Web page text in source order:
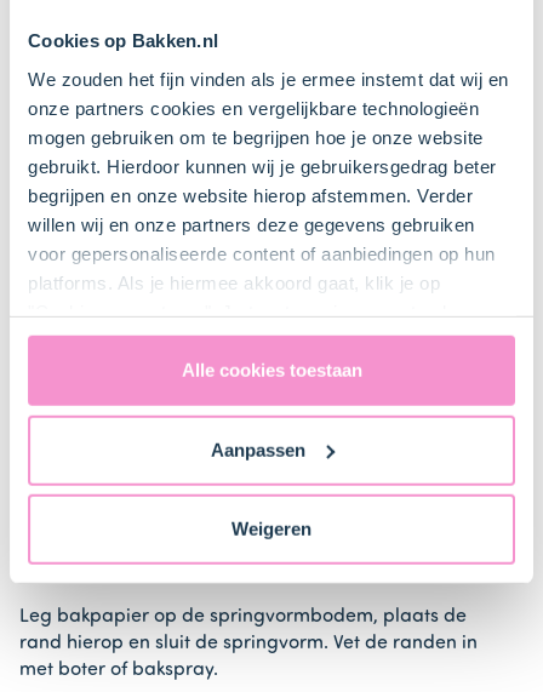
Cookies op Bakken.nl
We zouden het fijn vinden als je ermee instemt dat wij en
onze partners cookies en vergelijkbare technologieën
mogen gebruiken om te begrijpen hoe je onze website
gebruikt. Hierdoor kunnen wij je gebruikersgedrag beter
begrijpen en onze website hierop afstemmen. Verder
willen wij en onze partners deze gegevens gebruiken
voor gepersonaliseerde content of aanbiedingen op hun
platforms. Als je hiermee akkoord gaat, klik je op
uitdrukkelijk een eventuele gegevensoverdracht naar de
Verenigde Staten in de zin van artikel 49 AVG. Raadpleeg
ons
naar technology providers en partners in de Verenigde
Staten. Je kunt op elk moment van gedachten
Alle cookies toestaan
Aanpassen
Weigeren
Bestel gemakkelijk en snel je bakproducten
bij ons zusjeDeLeuksteTaartenshop.
Stappen
1. Voorbereiden
Plaats het rooster iets onder het midden van de oven
en verwarm de oven voor (elektrisch 170°C /
hetelucht 170°C).
Leg bakpapier op de springvormbodem, plaats de
rand hierop en sluit de springvorm. Vet de randen in
met boter of bakspray.